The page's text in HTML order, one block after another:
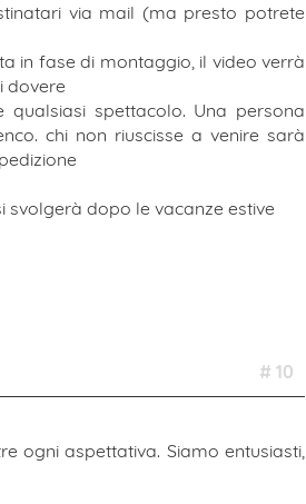
via mail (ma presto potrete
in fase di montaggio, il video verrà
dovere
qualsiasi spettacolo. Una persona
chi non riuscisse a venire sarà
svolgerà dopo le vacanze estive
# 10
ogni aspettativa. Siamo entusiasti,